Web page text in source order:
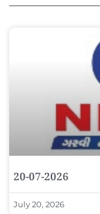
20-07-2026
July 20, 2026